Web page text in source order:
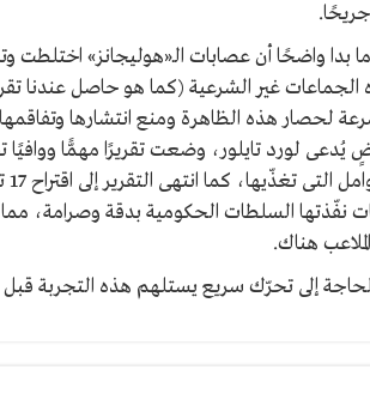
بدا واضحًا أن عصابات الـ«هوليجانز» اختلطت
الجماعات غير الشرعية (كما هو حاصل عندنا
لحصار هذه الظاهرة ومنع انتشارها
يُدعى لورد تايلور، وضعت تقريرًا مهمًّا
نفّذتها السلطات الحكومية بدقة وصرامة،
هناك.
إلى تحرّك سريع يستلهم هذه التجربة قبل